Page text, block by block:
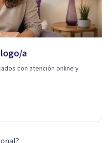
a
con atención online y